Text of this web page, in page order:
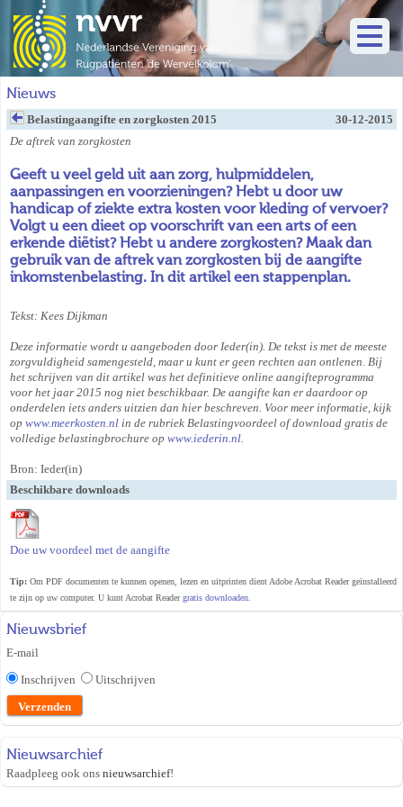
Nieuws
Belastingaangifte en zorgkosten 2015
30-12-2015
De aftrek van zorgkosten
Geeft u veel geld uit aan zorg, hulpmiddelen,
aanpassingen en voorzieningen? Hebt u door uw
handicap of ziekte extra kosten voor kleding of vervoer?
Volgt u een dieet op voorschrift van een arts of een
erkende diëtist? Hebt u andere zorgkosten? Maak dan
gebruik van de aftrek van zorgkosten bij de aangifte
inkomstenbelasting. In dit artikel een stappenplan.
Tekst: Kees Dijkman
Deze informatie wordt u aangeboden door Ieder(in). De tekst is met de meeste
zorgvuldigheid samengesteld, maar u kunt er geen rechten aan ontlenen. Bij
het schrijven van dit artikel was het definitieve online aangifteprogramma
voor het jaar 2015 nog niet beschikbaar. De aangifte kan er daardoor op
onderdelen iets anders uitzien dan hier beschreven. Voor meer informatie, kijk
op www.meerkosten.nl in de rubriek Belastingvoordeel of download gratis de
volledige belastingbrochure op www.iederin.nl.
Bron: Ieder(in)
Beschikbare downloads
Doe uw voordeel met de aangifte
Tip: Om PDF documenten te kunnen openen, lezen en uitprinten dient Adobe Acrobat Reader geïnstalleerd
te zijn op uw computer. U kunt Acrobat Readergratis downloaden
Nieuwsbrief
E-mail
Inschrijven
Uitschrijven
Nieuwsarchief
Raadpleeg ook ons nieuwsarchief!